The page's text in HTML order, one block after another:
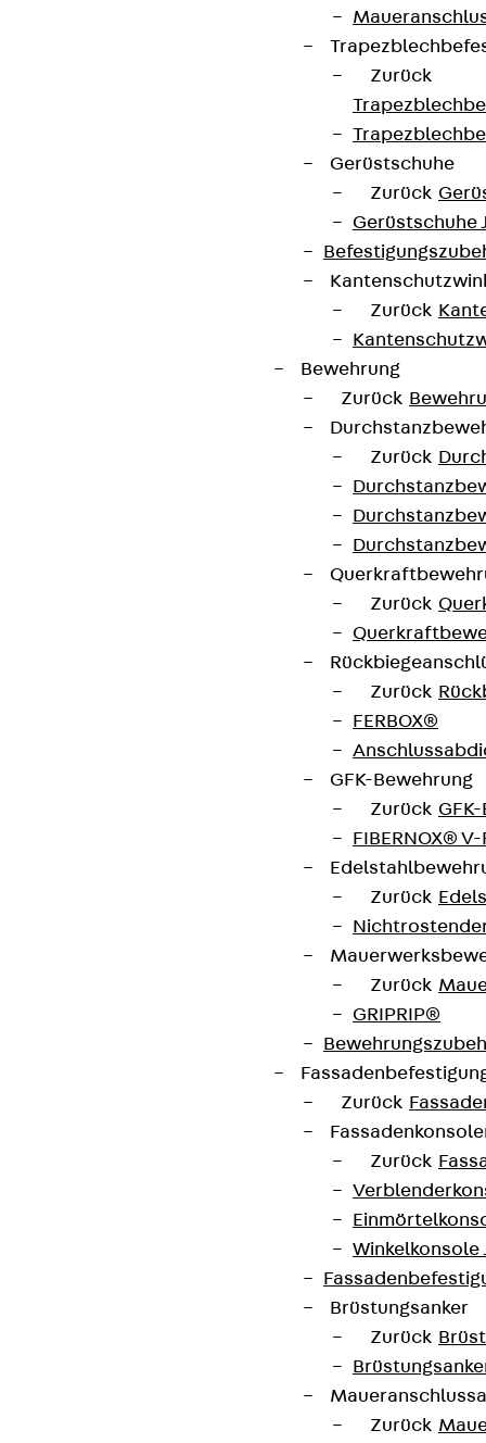
Zurück
Gerüstschuhe
Zurück
Gerüstschuhe
Zurück
Bewehrung
Zurück
Zurück
Zurück
Zurück
FERBOX®
GFK-Bewehrung
Zurück
FIBERNOX® V-
Zurück
Zurück
GRIPRIP®
Zurück
Zurück
Winkelkonsole
Brüstungsanker
Zurück
Zurück